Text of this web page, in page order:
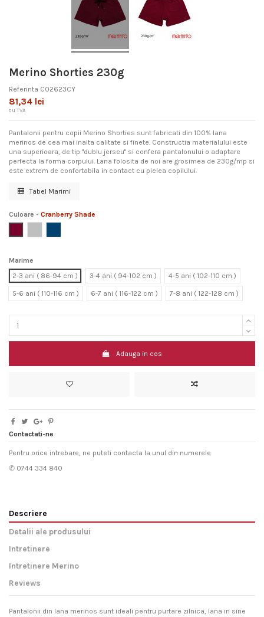
Merino Shorties 230g
Referinta C02623CY
81,34 lei
cu TVA
Pantalonii pentru copii Merino Shorties sunt fabricati din 100% lana
merinos de cea mai inalta calitate si finete. Constructia materialului este
una superioara, de tip "dublu jerseu" si confera pantalonului o adaptare
perfecta la forma corpului. Lana folosita de noi are grosimea de 230g/mp si
este extrem de confortabila in contact cu pielea copilului.
Tabel Marimi
Culoare - Cranberry Shade
Marime
2-3 ani ( 86-94 cm )
3-4 ani ( 94-102 cm ) 4-5 ani ( 102-110 cm )
5-6 ani ( 110-116 cm ) 6-7 ani ( 116-122 cm ) 7-8 ani ( 122-128 cm )
Adauga in cos
Contactati-ne
Pentru orice intrebare, ne puteti contacta la unul din numerele
✆ 0744 334 840
Descriere
Detalii ale produsului
Intretinere
Intretinere Merino
Reviews
Pantalonii din lana merinos sunt ideali pentru purtare zilnica, lana in sine